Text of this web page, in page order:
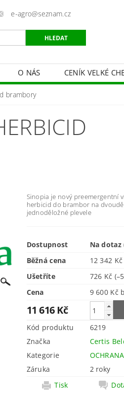
e-agro@seznam.cz
O NÁS CENÍK VELKÉ
POTŘEBY
brambory
Sinopia je nový preemergentní
herbicid do brambor na
jednoděložné plevele
Dostupnost Na dotaz
Běžná cena
12 342 Kč
Ušetříte
726 Kč
Cena
11 616 Kč
Kód produktu
6219
Značka
Certis
Kategorie
Záruka
2 roky
Tisk